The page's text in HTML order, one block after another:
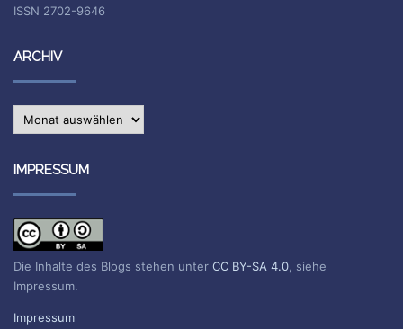
ISSN 2702-9646
ARCHIV
Archiv
IMPRESSUM
Die Inhalte des Blogs stehen unter CC BY-SA 4.0 , siehe
Impressum.
Impressum